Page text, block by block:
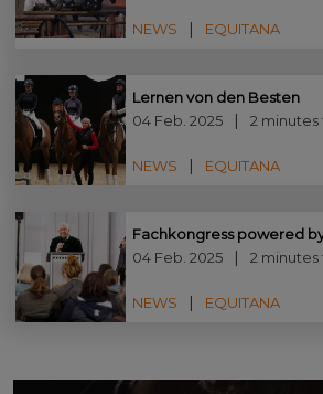
NEWS EQUITANA
Lernen von den Besten
04 Feb. 2025
2
NEWS EQUITANA
Fachkongress powered
04 Feb. 2025
2
NEWS EQUITANA